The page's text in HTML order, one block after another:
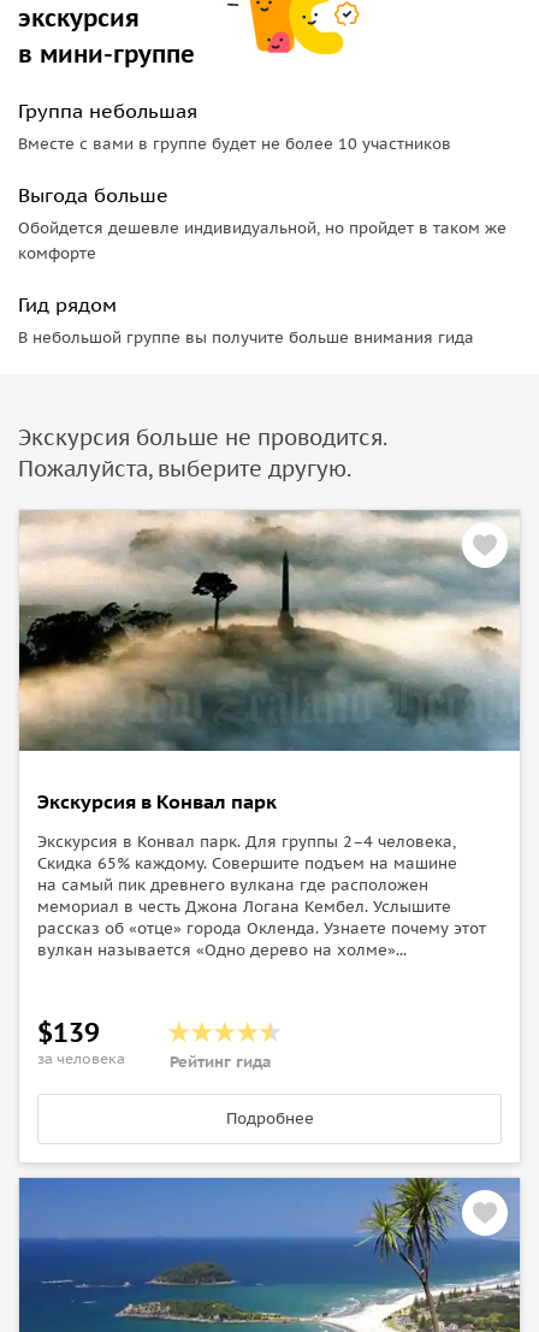
экскурсия
в мини-группе
Группа небольшая
Вместе с вами в группе будет не более 10 участников
Выгода больше
Обойдется дешевле индивидуальной, но пройдет в таком же
комфорте
Гид рядом
В небольшой группе вы получите больше внимания гида
Экскурсия больше не проводится.
Пожалуйста, выберите другую.
Экскурсия в Конвал парк
Экскурсия в Конвал парк. Для группы 2–4 человека,
Скидка 65% каждому. Совершите подъем на машине
на самый пик древнего вулкана где расположен
мемориал в честь Джона Логана Кембел. Услышите
рассказ об «отце» города Окленда. Узнаете почему этот
вулкан называется «Одно дерево на холме»...
$139
за человека Рейтинг гида
Подробнее